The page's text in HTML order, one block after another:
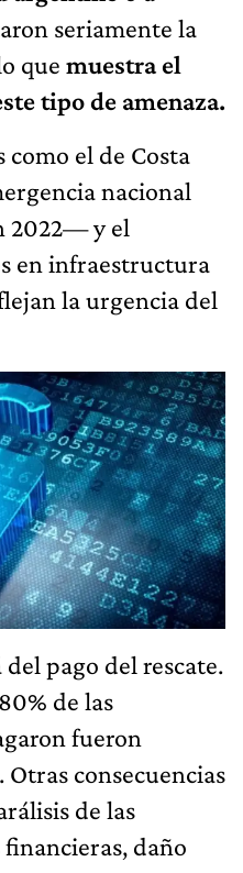
seriamente la
que muestra el
tipo de amenaza.
como el de Costa
nacional
2022— y el
en infraestructura
la urgencia del
pago del rescate.
de las
fueron
consecuencias
de las
daño